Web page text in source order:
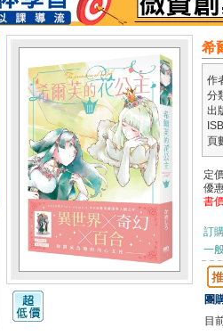
希
作
分
出
頁
定
優
書
訂
一
團
目